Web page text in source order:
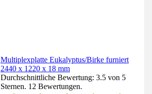
Multiplexplatte Eukalyptus/Birke furniert
2440 x 1220 x 18 mm
Durchschnittliche Bewertung: 3.5 von 5
Sternen. 12 Bewertungen.